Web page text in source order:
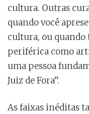
cultura. Outras
quando você
cultura, ou
periférica como
uma pessoa
Juiz de Fora”.
As faixas inéditas